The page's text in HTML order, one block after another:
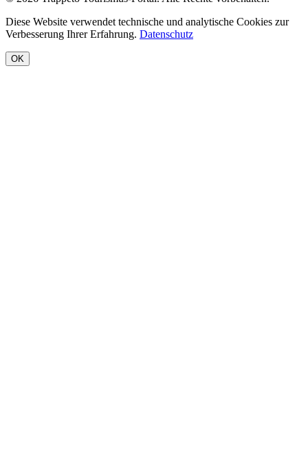
Diese Website verwendet technische und analytische Cookies zur
Verbesserung Ihrer Erfahrung. Datenschutz
OK